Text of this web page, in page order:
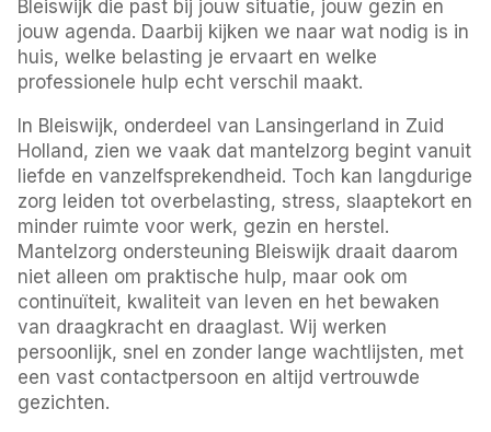
Bleiswijk die past bij jouw situatie, jouw gezin en
jouw agenda. Daarbij kijken we naar wat nodig is in
huis, welke belasting je ervaart en welke
professionele hulp echt verschil maakt.
In Bleiswijk, onderdeel van Lansingerland in Zuid
Holland, zien we vaak dat mantelzorg begint vanuit
liefde en vanzelfsprekendheid. Toch kan langdurige
zorg leiden tot overbelasting, stress, slaaptekort en
minder ruimte voor werk, gezin en herstel.
Mantelzorg ondersteuning Bleiswijk draait daarom
niet alleen om praktische hulp, maar ook om
continuïteit, kwaliteit van leven en het bewaken
van draagkracht en draaglast. Wij werken
persoonlijk, snel en zonder lange wachtlijsten, met
een vast contactpersoon en altijd vertrouwde
gezichten.